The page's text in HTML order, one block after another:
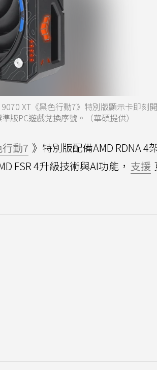
XT《黑色行動7》特別版顯示卡即刻
版PC遊戲兌換序號。（華碩提供）
動7 》特別版配備AMD RDNA 4
FSR 4升級技術與AI功能， 支援